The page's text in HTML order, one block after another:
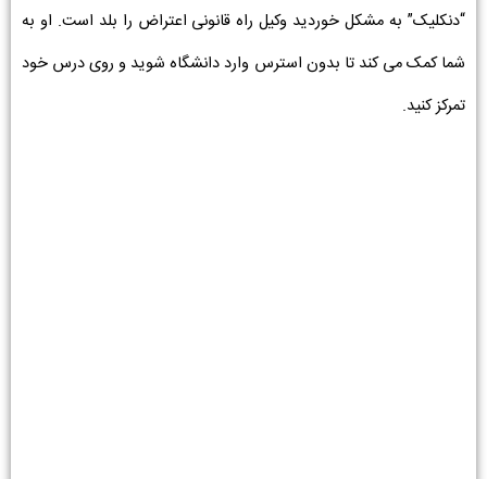
“دنکلیک” به مشکل خوردید وکیل راه قانونی اعتراض را بلد است. او به
شما کمک می کند تا بدون استرس وارد دانشگاه شوید و روی درس خود
تمرکز کنید.